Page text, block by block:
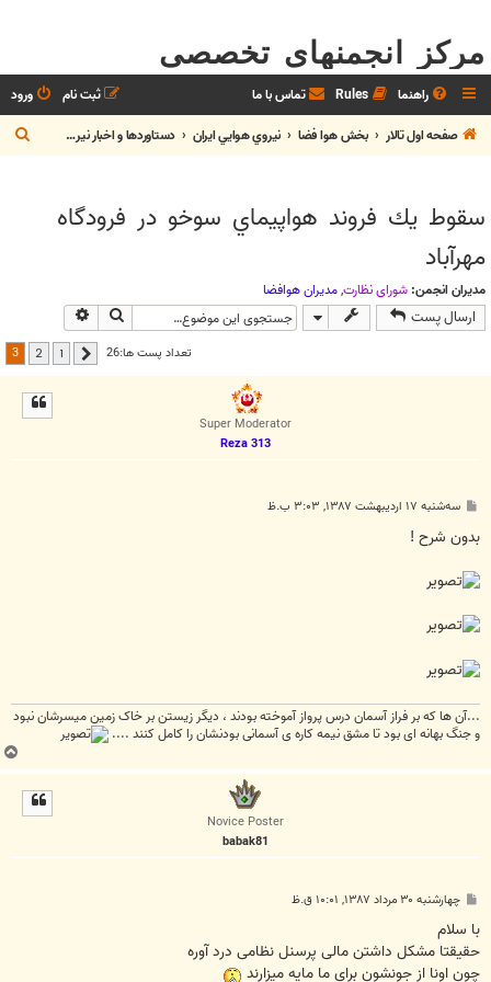
مرکز انجمنهای تخصصی
راهنما Rules تماس با ما ورود
ثبت نام
صفحه اول تالار
بخش هوا فضا نيروي هوايي ايران دستاوردها و اخبار نيروي هوايي
س
سقوط يك فروند هواپيماي سوخو در فرودگاه
مهرآباد
مدیران انجمن: شوراي نظارت,مديران هوافضا
ارسال پست جستجو
تعداد پست ها:26 قبلی 1
2
3
Super Moderator
Reza 313
ت
سه‌شنبه ۱۷ اردیبهشت ۱۳۸۷, ۳:۰۳ ب.ظ
بدون شرح !
...آن ها که بر فراز آسمان درس پرواز آموخته بودند ، دیگر زیستن بر خاک زمین میسرشان نبود
و جنگ بهانه ای بود تا مشق نیمه کاره ی آسمانی بودنشان را کامل کنند ....
Novice Poster
babak81
س
ت
چهارشنبه ۳۰ مرداد ۱۳۸۷, ۱۰:۰۱ ق.ظ
با سلام
حقیقتا مشکل داشتن مالی پرسنل نظامی درد آوره
چون اونا از جونشون برای ما مایه میزارند